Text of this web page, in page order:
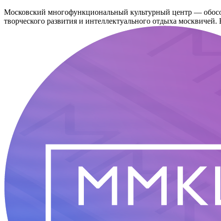
Московский многофункциональный культурный центр —
творческого развития и интеллектуального отдыха